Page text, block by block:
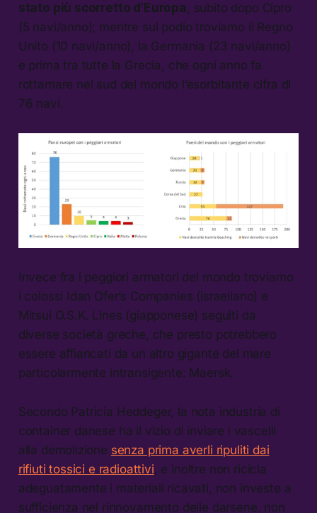
stato più scorretto d’Europa, subito dopo Cipro
(5 navi/anno); mentre sul podio troviamo il Regno
Unito (10 navi/anno), la Germania (23 navi/anno)
e prima tra tutte la Grecia, che ogni anno fa
rottamare nel sud del mondo l’esorbitante cifra di
76 navi.
Invece fra i peggiori armatori del mondo troviamo
i colossi Idan Ofer’s Companies (israeliano) e
Mitsui O.S.K. Lines (giapponese) seguiti da
diverse società greche, che presto potrebbero
essere affiancati da un altro gigante del mare
particolarmente intransigente: Maersk.
Secondo Patricia Heddeger, la nota industria di
container danese ha il vizio di inviare i vascelli
alla demolizione senza prima averli ripuliti dai
rifiuti tossici e radioattivi , e inoltre non ricicla
adeguatamente i materiali ricavati, non investe a
sufficienza nel rinnovamento delle darsene, non